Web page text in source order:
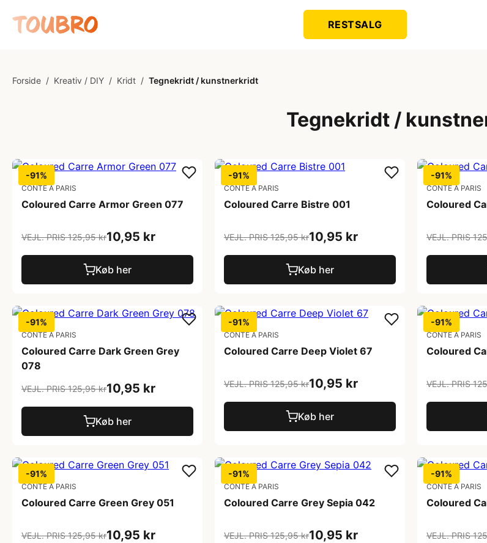
RESTSALG
Forside / Kreativ / DIY / Kridt / Tegnekridt / kunstnerkridt
Tegnekridt /
-91%
CONTE A PARIS
Coloured Carre Armor Green 077
VEJL. PRIS 125,95 kr10,95 kr
Køb her
-91%
CONTE A PARIS
Coloured Carre Bistre 001
VEJL. PRIS 125,95 kr10,95 kr
Køb her
-91%
CONTE A PARIS
Coloured
VEJL. PRIS
-91%
CONTE A PARIS
Coloured Carre Dark Green Grey
078
VEJL. PRIS 125,95 kr10,95 kr
Køb her
-91%
CONTE A PARIS
Coloured Carre Deep Violet 67
VEJL. PRIS 125,95 kr10,95 kr
Køb her
-91%
CONTE A PARIS
Coloured
VEJL. PRIS
-91%
CONTE A PARIS
Coloured Carre Green Grey 051
VEJL. PRIS 125,95 kr10,95 kr
-91%
CONTE A PARIS
Coloured Carre Grey Sepia 042
VEJL. PRIS 125,95 kr10,95 kr
-91%
CONTE A PARIS
Coloured
VEJL. PRIS